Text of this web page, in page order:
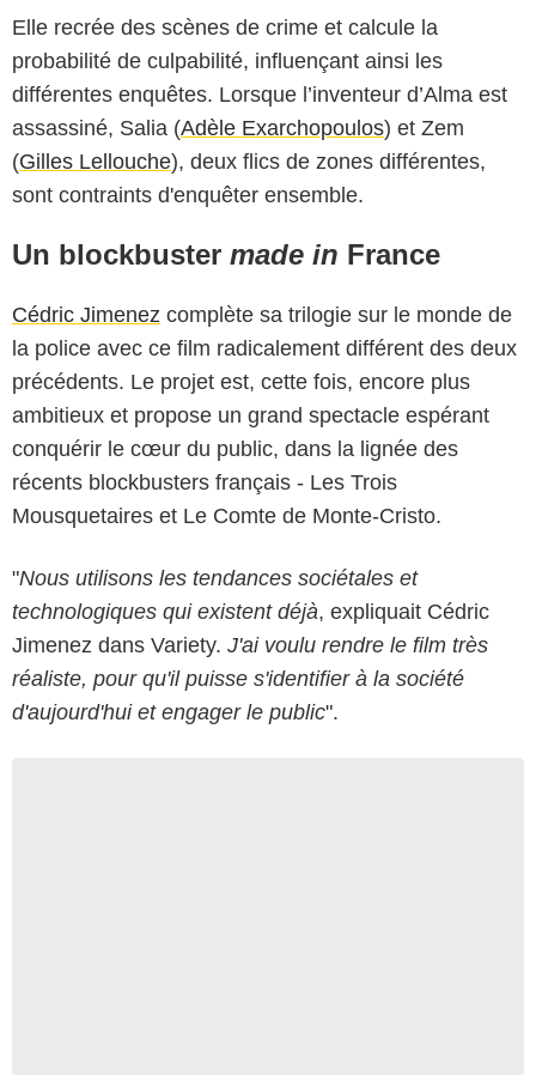
Elle recrée des scènes de crime et calcule la
probabilité de culpabilité, influençant ainsi les
différentes enquêtes. Lorsque l’inventeur d’Alma est
assassiné, Salia (Adèle Exarchopoulos) et Zem
(Gilles Lellouche), deux flics de zones différentes,
sont contraints d'enquêter ensemble.
Un blockbuster made in France
Cédric Jimenez complète sa trilogie sur le monde de
la police avec ce film radicalement différent des deux
précédents. Le projet est, cette fois, encore plus
ambitieux et propose un grand spectacle espérant
conquérir le cœur du public, dans la lignée des
récents blockbusters français - Les Trois
Mousquetaires et Le Comte de Monte-Cristo.
"Nous utilisons les tendances sociétales et
technologiques qui existent déjà, expliquait Cédric
Jimenez dans Variety. J'ai voulu rendre le film très
réaliste, pour qu'il puisse s'identifier à la société
d'aujourd'hui et engager le public".